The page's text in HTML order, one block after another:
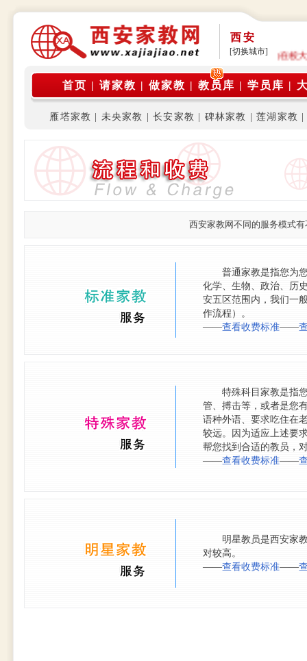
西安
[切换城市]
公告: 本平台是由在校大学生家教团体运营，旨为在校
首页 | 请家教 | 做家教 | 教员库 | 学员库 |
雁塔家教 未央家教 |长安家教 碑林家教 |莲湖家教
西安家教网不同的服务模式
普通家教是指您为您
化学、生物、政治、历
安五区范围内，我们一
作流程）。
——查看收费标准——
特殊科目家教是指您
管、搏击等，或者是您
语种外语、要求吃住在
较远。因为适应上述要
帮您找到合适的教员，
——查看收费标准——
明星教员是西安家教
对较高。
——查看收费标准——